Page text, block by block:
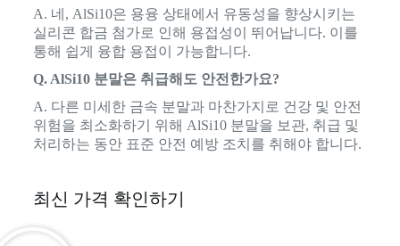
A. 네, AlSi10은 용융 상태에서 유동성을 향상시키는
실리콘 합금 첨가로 인해 용접성이 뛰어납니다. 이를
통해 쉽게 융합 용접이 가능합니다.
Q. AlSi10 분말은 취급해도 안전한가요?
A. 다른 미세한 금속 분말과 마찬가지로 건강 및 안전
위험을 최소화하기 위해 AlSi10 분말을 보관, 취급 및
처리하는 동안 표준 안전 예방 조치를 취해야 합니다.
최신 가격 확인하기